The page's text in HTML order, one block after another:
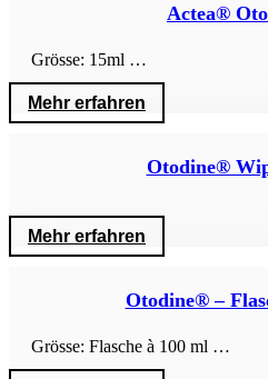
Actea®
Grösse: 15ml …
Mehr erfahren
Otodine®
Mehr erfahren
Otodine® –
Grösse: Flasche à 100 ml …